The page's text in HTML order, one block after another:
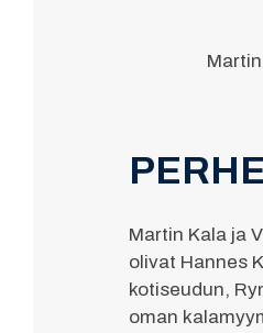
Martin Kala ja
olivat Hannes
kotiseudun,
oman